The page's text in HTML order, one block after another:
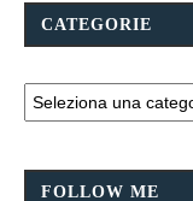
CATEGORIE
FOLLOW ME